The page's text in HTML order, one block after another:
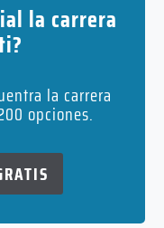
la carrera
la carrera
opciones.